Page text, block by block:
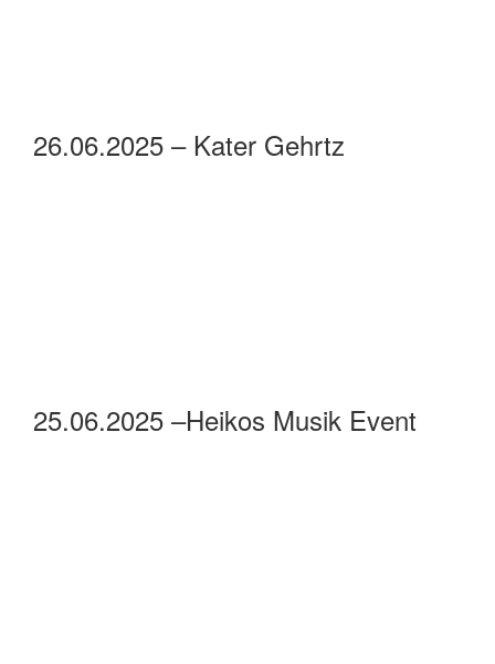
26.06.2025 – Kater Gehrtz
25.06.2025 –Heikos Musik Event